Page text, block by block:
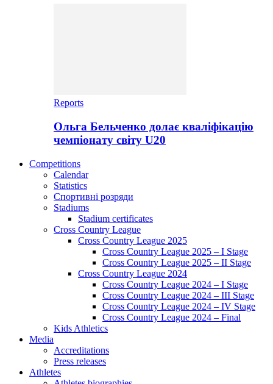
Reports
Ольга Бельченко долає кваліфікацію
чемпіонату світу U20
Competitions
Calendar
Statistics
Спортивні розряди
Stadiums
Stadium certificates
Cross Country League
Cross Country League 2025
Cross Country League 2025 – I Stage
Cross Country League 2025 – II Stage
Cross Country League 2024
Cross Country League 2024 – I Stage
Cross Country League 2024 – III Stage
Cross Country League 2024 – IV Stage
Cross Country League 2024 – Final
Kids Athletics
Media
Accreditations
Press releases
Athletes